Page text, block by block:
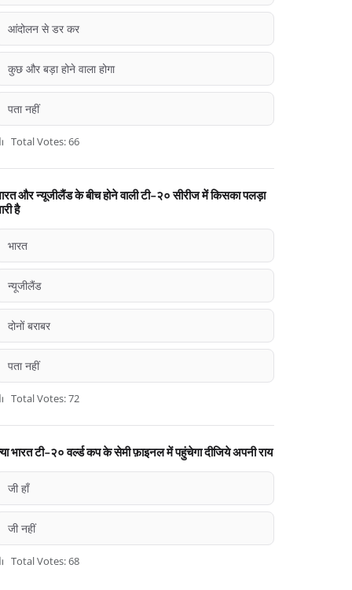
आंदोलन से डर कर
कुछ और बड़ा होने वाला होगा
पता नहीं
Total Votes: 66
और न्यूजीलैंड के बीच होने वाली टी-२० सीरीज में किसका पलड़ा
है
भारत
न्यूजीलैंड
दोनों बराबर
पता नहीं
Total Votes: 72
भारत टी-२० वर्ल्ड कप के सेमी फ़ाइनल में पहुंचेगा दीजिये अपनी राय
जी हाँ
जी नहीं
Total Votes: 68